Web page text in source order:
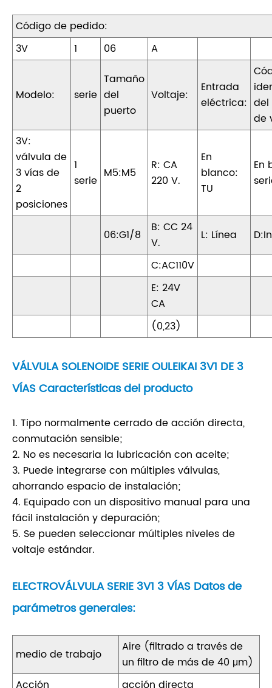
Código de pedido:
3V
1 06 A
Modelo: serie
Tamaño
del
puerto
Voltaje:
Entrada
eléctrica: del
de
3V:
válvula de
3 vías de
2
posiciones
1
serie M5:M5
R: CA
220 V.
En
blanco:
TU
En
06:G1/8
B: CC 24
V.
L: Línea
C:AC110V
E: 24V
CA
(0,23)
VÁLVULA SOLENOIDE SERIE OULEIKAI 3V1 DE 3
VÍAS Características del producto
1. Tipo normalmente cerrado de acción directa,
conmutación sensible;
2. No es necesaria la lubricación con aceite;
3. Puede integrarse con múltiples válvulas,
ahorrando espacio de instalación;
4. Equipado con un dispositivo manual para una
fácil instalación y depuración;
5. Se pueden seleccionar múltiples niveles de
voltaje estándar.
ELECTROVÁLVULA SERIE 3V1 3 VÍAS Datos de
parámetros generales:
medio de trabajo
Aire (filtrado a través de
un filtro de más de 40 μm)